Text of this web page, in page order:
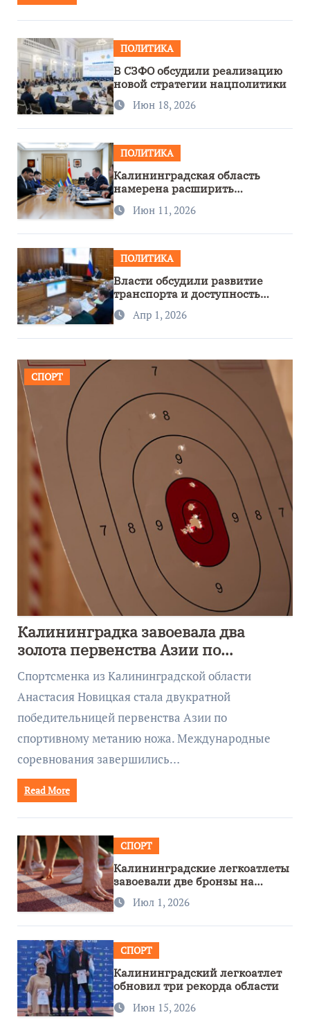
ПОЛИТИКА
В СЗФО обсудили реализацию
новой стратегии нацполитики
Июн 18, 2026
ПОЛИТИКА
Калининградская область
намерена расширить
сотрудничество с Узбекистаном
Июн 11, 2026
ПОЛИТИКА
Власти обсудили развитие
транспорта и доступность
региона
Апр 1, 2026
СПОРТ
Калининградка завоевала два
золота первенства Азии по
метанию ножа
Спортсменка из Калининградской области
Анастасия Новицкая стала двукратной
победительницей первенства Азии по
спортивному метанию ножа. Международные
соревнования завершились…
Read More
СПОРТ
Калининградские легкоатлеты
завоевали две бронзы на
первенстве России
Июл 1, 2026
СПОРТ
Калининградский легкоатлет
обновил три рекорда области
Июн 15, 2026